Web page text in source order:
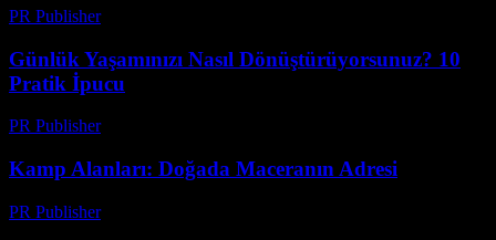
PR Publisher-
Günlük Yaşamınızı Nasıl Dönüştürüyorsunuz? 10
Pratik İpucu
PR Publisher-
Kamp Alanları: Doğada Maceranın Adresi
PR Publisher-